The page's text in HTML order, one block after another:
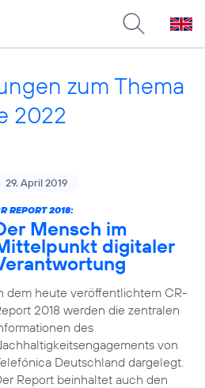
zum Thema
2022
29. April 2019
REPORT 2018:
Mensch im
digitaler
dem heute veröffentlichtem CR-
2018 werden die zentralen
des
von
Deutschland dargelegt.
Report beinhaltet auch den